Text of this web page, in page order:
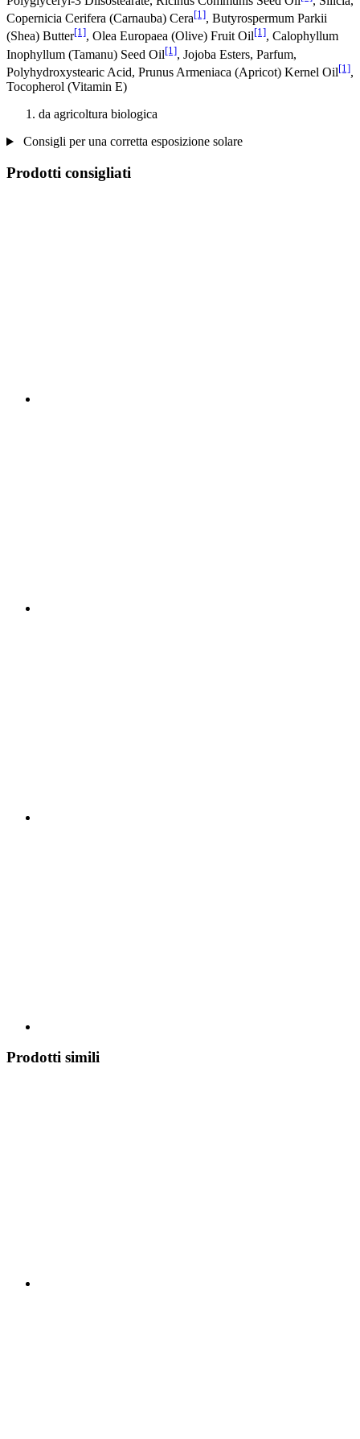
Copernicia Cerifera (Carnauba) Cera[1], Butyrospermum Parkii
(Shea) Butter[1], Olea Europaea (Olive) Fruit Oil[1], Calophyllum
Inophyllum (Tamanu) Seed Oil[1], Jojoba Esters, Parfum,
Polyhydroxystearic Acid, Prunus Armeniaca (Apricot) Kernel Oil[1],
Tocopherol (Vitamin E)
da agricoltura biologica
Consigli per una corretta esposizione solare
Prodotti consigliati
Prodotti simili